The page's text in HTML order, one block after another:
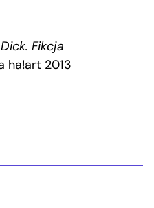
Fikcja
ha!art 2013